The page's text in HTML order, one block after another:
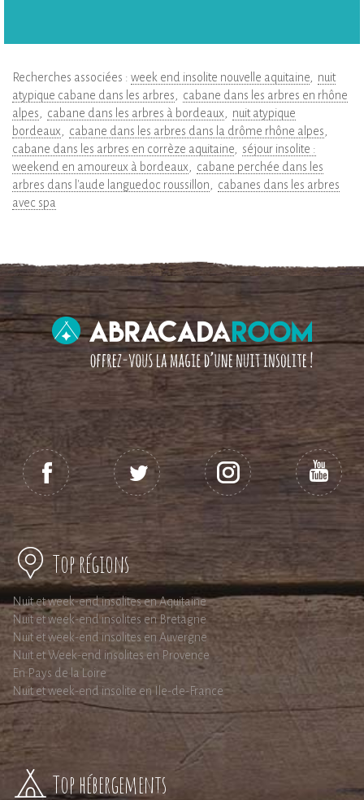
Recherches associées : week end insolite nouvelle aquitaine
nuit
atypique cabane dans les arbres
cabane dans les arbres en rhône
alpes
cabane dans les arbres à bordeaux
nuit atypique
bordeaux
cabane dans les arbres dans la drôme rhône alpes
cabane dans les arbres en corrèze aquitaine
séjour insolite :
weekend en amoureux à bordeaux
cabane perchée dans les
arbres dans l'aude languedoc roussillon
cabanes dans les arbres
avec spa
Top régions
Nuit et week-end insolites en Aquitaine
Nuit et week-end insolites en Bretagne
Nuit et week-end insolites en Auvergne
Nuit et Week-end insolites en Provence
En Pays de la Loire
Nuit et week-end insolite en Ile-de-France
Top hébergements